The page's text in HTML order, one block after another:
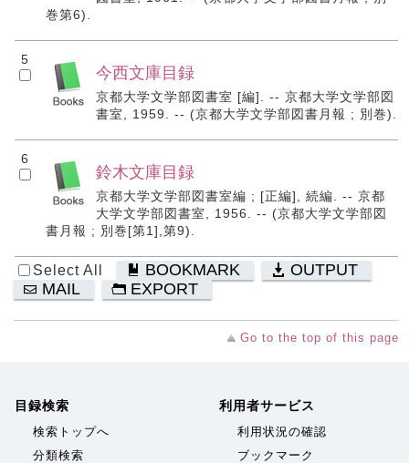
巻第6).
5
今西文庫目録
京都大学文学部図書室 [編]. -- 京都大学文学部図
書室, 1959. -- (京都大学文学部図書月報 ; 別巻).
6
鈴木文庫目録
京都大学文学部図書室編 ; [正編], 続編. -- 京都
大学文学部図書室, 1956. -- (京都大学文学部図
書月報 ; 別巻[第1],第9).
Select All BOOKMARK
OUTPUT
MAIL
EXPORT
Go to the top of this page
目録検索
検索トップへ
分類検索
利用者サービス
利用状況の確認
ブックマーク